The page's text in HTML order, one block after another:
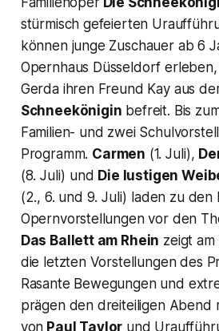
stürmisch gefeierten
können junge Zuschauer ab 6
Opernhaus Düsseldorf
Gerda ihren Freund Kay aus
Schneekönigin befreit. Bis
Familien- und zwei
Programm. Carmen (1. Juli),
(8. Juli) und Die lustigen
(2., 6. und 9. Juli) laden zu den
Opernvorstellungen vor den
Das Ballett am Rhein zeigt am
die letzten Vorstellungen des
Rasante Bewegungen und
prägen den dreiteiligen Abend
von Paul Taylor und